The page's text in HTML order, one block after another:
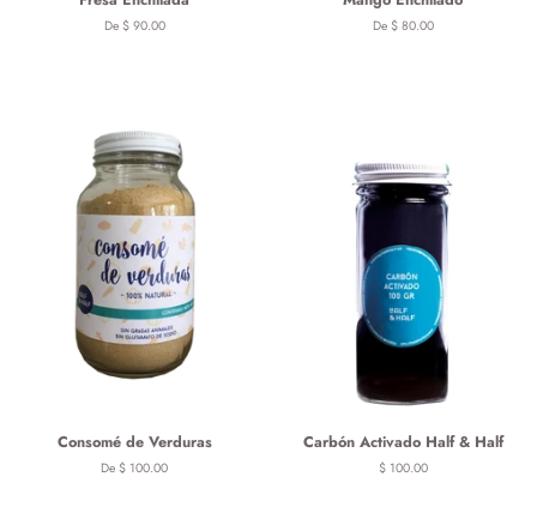
De $ 90.00 De $ 80.00
Consomé de Verduras
De $ 100.00
Carbón Activado Half & Half
Precio
$ 100.00